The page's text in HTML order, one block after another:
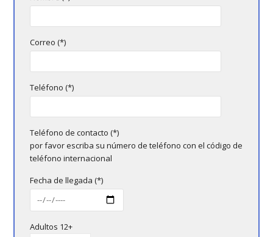
Correo (*)
Teléfono (*)
Teléfono de contacto (*)
por favor escriba su número de teléfono con el código de
teléfono internacional
Fecha de llegada (*)
Adultos 12+